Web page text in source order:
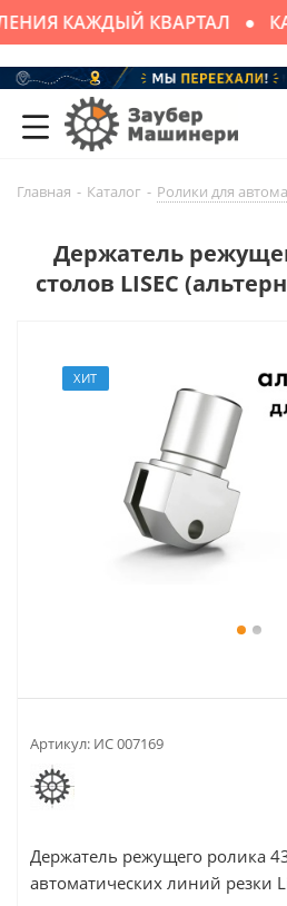
КАЖДЫЙ КВАРТАЛ
Главная - Каталог - Ролики для
Держатель
столов LISEC
ХИТ
Артикул: ИС 007169
Держатель режущего ролика
автоматических линий резки